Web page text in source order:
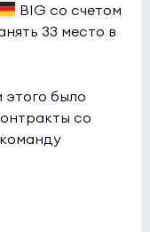
BIG со счетом
33 место в
было
со